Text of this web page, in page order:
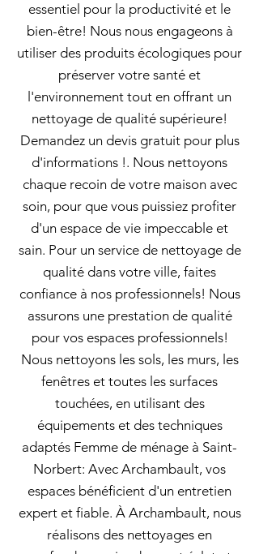
essentiel pour la productivité et le
bien-être! Nous nous engageons à
utiliser des produits écologiques pour
préserver votre santé et
l'environnement tout en offrant un
nettoyage de qualité supérieure!
Demandez un devis gratuit pour plus
d'informations !. Nous nettoyons
chaque recoin de votre maison avec
soin, pour que vous puissiez profiter
d'un espace de vie impeccable et
sain. Pour un service de nettoyage de
qualité dans votre ville, faites
confiance à nos professionnels! Nous
assurons une prestation de qualité
pour vos espaces professionnels!
Nous nettoyons les sols, les murs, les
fenêtres et toutes les surfaces
touchées, en utilisant des
équipements et des techniques
adaptés Femme de ménage à Saint-
Norbert: Avec Archambault, vos
espaces bénéficient d'un entretien
expert et fiable. À Archambault, nous
réalisons des nettoyages en